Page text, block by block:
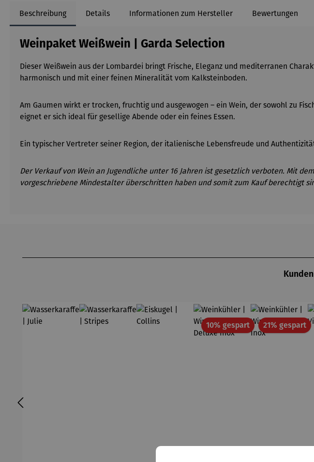
Beschreibung Details Informationen zum Hersteller Bewertungen
Weinpaket Weißwein | Garda Selection
Dieser Weißwein aus der Lombardei bringt Frische, Eleganz und mediterranen
harmonisch und mit einer feinen Mineralität vom Kalksteinboden.
Am Gaumen wirkt er trocken, fruchtig und ausgewogen – ein Wein, der sowohl zu
eignet er sich ideal für gesellige Abende oder ein feines Essen.
Ein typischer Vertreter seiner Region, der italienische Lebensfreude und
Der Verkauf von Wein an Jugendliche unter 16 Jahren ist gesetzlich verboten. Mit
vorgeschriebene Mindestalter überschritten haben und somit zum Kauf berechtigt
10% gespartRabatt21% gespart